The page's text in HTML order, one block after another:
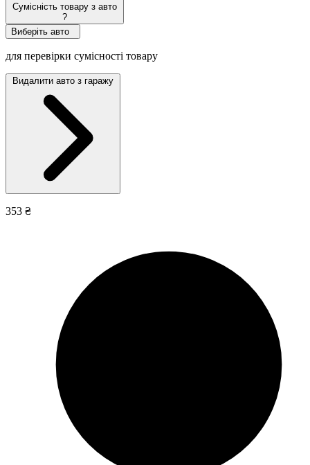
Сумісність товару з авто
?
Виберіть авто
для перевірки сумісності товару
Видалити авто з гаражу
353 ₴